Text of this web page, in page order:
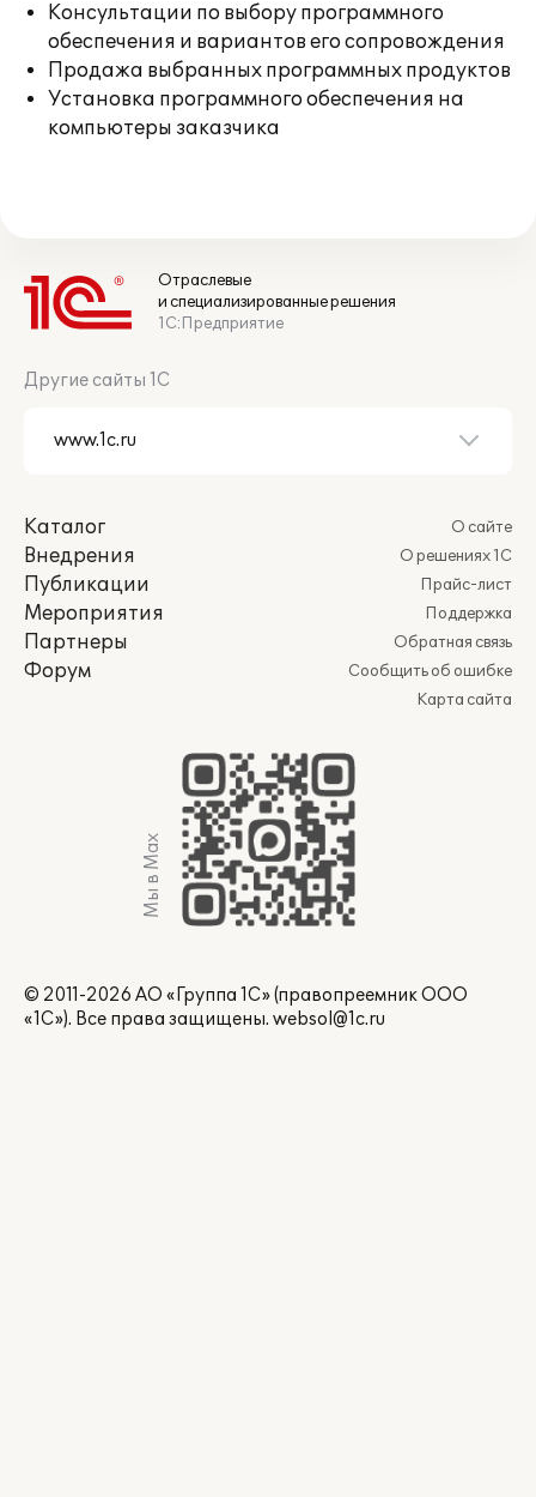
Консультации по выбору программного
обеспечения и вариантов его сопровождения
Продажа выбранных программных продуктов
Установка программного обеспечения на
компьютеры заказчика
Отраслевые
и специализированные решения
1С:Предприятие
Другие сайты 1С
Каталог
Внедрения
Публикации
Мероприятия
Партнеры
Форум
О сайте
О решениях 1С
Прайс-лист
Поддержка
Обратная связь
Сообщить об ошибке
Карта сайта
Мы в Max
© 2011-2026 АО «Группа 1С» (правопреемник ООО
«1С»). Все права защищены. websol@1c.ru